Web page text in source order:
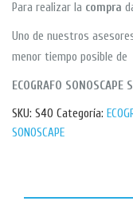
Para realizar la compra
Uno de nuestros
menor tiempo posible de
ECOGRAFO SONOSCAPE
SKU: S40 Categoría:
SONOSCAPE